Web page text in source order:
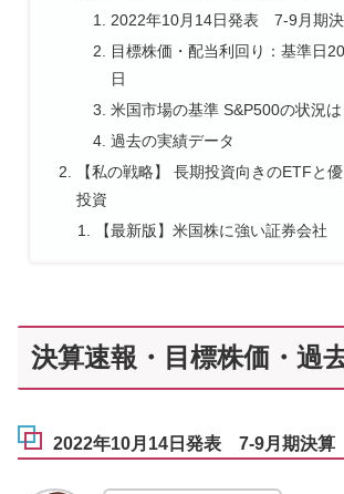
2022年10月14日発表 7-9月期
目標株価・配当利回り：基準日
日
米国市場の基準 S&P500の状況は
過去の実績データ
【私の戦略】 長期投資向きのETFと
投資
【最新版】米国株に強い証券会社
決算速報・目標株価・過
2022年10月14日発表 7-9月期決算